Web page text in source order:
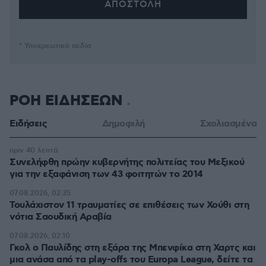
* Υποχρεωτικά πεδία
ΡΟΗ ΕΙΔΗΣΕΩΝ
Ειδήσεις Δημοφιλή Σχολιασμένα
Συνελήφθη πρώην κυβερνήτης πολιτείας του Μεξικού
για την εξαφάνιση των 43 φοιτητών το 2014
πριν 40 λεπτά
Τουλάχιστον 11 τραυματίες σε επιθέσεις των Χούθι στη
νότια Σαουδική Αραβία
07.08.2026, 02:35
Γκολ ο Παυλίδης στη εξάρα της Μπενφίκα στη Χαρτς και
μια ανάσα από τα play-offs του Europa League, δείτε τα
07.08.2026, 02:10